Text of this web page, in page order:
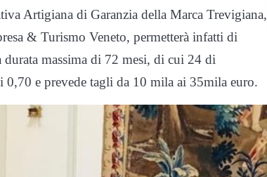
Artigiana di Garanzia della Marca Trevigiana,
& Turismo Veneto, permetterà infatti di
massima di 72 mesi, di cui 24 di
e prevede tagli da 10 mila ai 35mila euro.